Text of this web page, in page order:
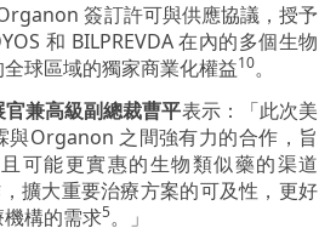
簽訂許可與供應協議，授予
和 BILPREVDA 在內的多個生物
球區域的獨家商業化權益10。
兼高級副總裁曹平表示：「此次美
與Organon 之間強有力的合作，旨
可能更實惠的生物類似藥的渠道
擴大重要治療方案的可及性，更好
構的需求5。」